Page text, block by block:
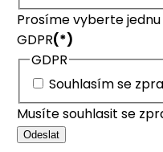
Prosíme vyberte
GDPR(*)
GDPR
Souhlasím se
Musíte souhlasit se
Odeslat